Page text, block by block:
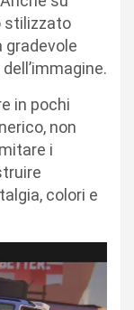
stilizzato
gradevole
in pochi
non
i
colori e